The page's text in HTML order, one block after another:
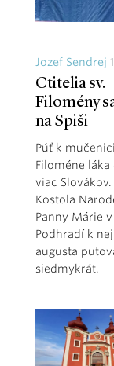
Jozef Sendrej
Ctitelia sv.
Filomény
na Spiši
Púť k
Filoméne láka
viac Slovákov.
Kostola
Panny Márie
Podhradí k nej
augusta
siedmykrát.